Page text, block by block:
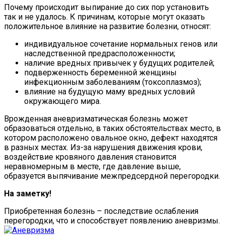
Почему происходит выпирание до сих пор установить
так и не удалось. К причинам, которые могут оказать
положительное влияние на развитие болезни, относят:
индивидуальное сочетание нормальных генов или
наследственной предрасположенности;
наличие вредных привычек у будущих родителей;
подверженность беременной женщины
инфекционным заболеваниям (токсоплазмоз);
влияние на будущую маму вредных условий
окружающего мира.
Врожденная аневризматическая болезнь может
образоваться отдельно, в таких обстоятельствах место, в
котором расположено овальное окно, дефект находятся
в разных местах. Из-за нарушения движения крови,
воздействие кровяного давления становится
неравномерным в месте, где давление выше,
образуется выпячивание межпредсердной перегородки.
На заметку!
Приобретенная болезнь – последствие ослабления
перегородки, что и способствует появлению аневризмы.